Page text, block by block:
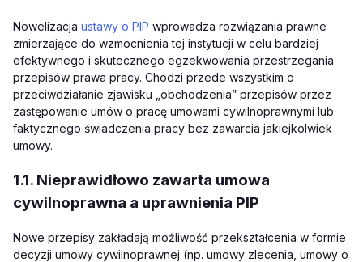
Nowelizacja ustawy o PIP wprowadza rozwiązania prawne
zmierzające do wzmocnienia tej instytucji w celu bardziej
efektywnego i skutecznego egzekwowania przestrzegania
przepisów prawa pracy. Chodzi przede wszystkim o
przeciwdziałanie zjawisku „obchodzenia” przepisów przez
zastępowanie umów o pracę umowami cywilnoprawnymi lub
faktycznego świadczenia pracy bez zawarcia jakiejkolwiek
umowy.
1.1. Nieprawidłowo zawarta umowa
cywilnoprawna a uprawnienia PIP
Nowe przepisy zakładają możliwość przekształcenia w formie
decyzji umowy cywilnoprawnej (np. umowy zlecenia, umowy o